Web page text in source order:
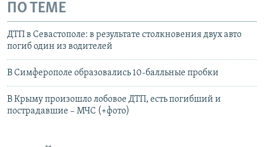
ПО ТЕМЕ
ДТП в Севастополе: в результате столкновения двух авто
погиб один из водителей
В Симферополе образовались 10-балльные пробки
В Крыму произошло лобовое ДТП, есть погибший и
пострадавшие – МЧС (+фото)